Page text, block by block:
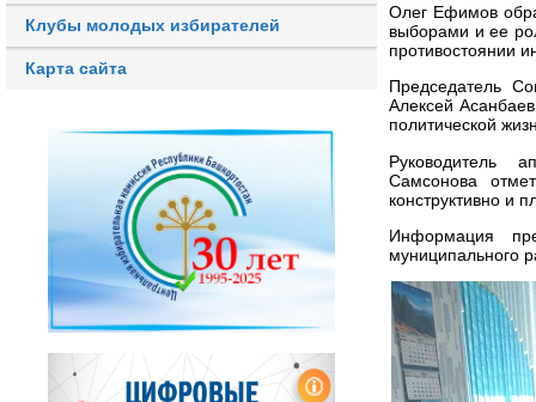
Клубы молодых избирателей
Карта сайта
Олег Ефимов
выборами и ее
противостоянии
Председатель
Алексей
политической
Руководитель
Самсонова
конструктивно и
Информация
муниципального